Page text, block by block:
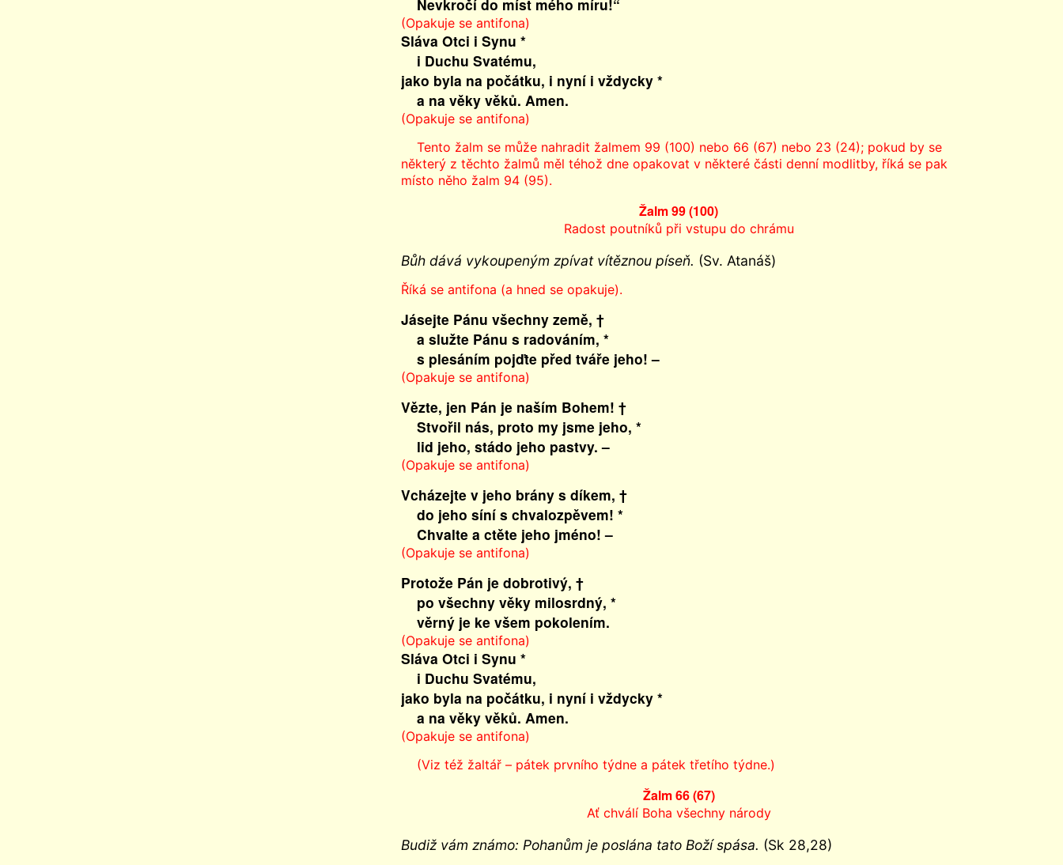
Nevkročí do míst mého míru!“
(Opakuje se antifona)
Sláva Otci i Synu *
i Duchu Svatému,
jako byla na počátku, i nyní i vždycky *
a na věky věků. Amen.
(Opakuje se antifona)
Tento žalm se může nahradit žalmem 99 (100) nebo 66 (67) nebo 23 (24); pokud by se
některý z těchto žalmů měl téhož dne opakovat v některé části denní modlitby, říká se pak
místo něho žalm 94 (95).
Žalm 99 (100)
Radost poutníků při vstupu do chrámu
Bůh dává vykoupeným zpívat vítěznou píseň. (Sv. Atanáš)
Říká se antifona (a hned se opakuje).
Jásejte Pánu všechny země, †
a služte Pánu s radováním, *
s plesáním pojďte před tváře jeho! –
(Opakuje se antifona)
Vězte, jen Pán je naším Bohem! †
Stvořil nás, proto my jsme jeho, *
lid jeho, stádo jeho pastvy. –
(Opakuje se antifona)
Vcházejte v jeho brány s díkem, †
do jeho síní s chvalozpěvem! *
Chvalte a ctěte jeho jméno! –
(Opakuje se antifona)
Protože Pán je dobrotivý, †
po všechny věky milosrdný, *
věrný je ke všem pokolením.
(Opakuje se antifona)
Sláva Otci i Synu *
i Duchu Svatému,
jako byla na počátku, i nyní i vždycky *
a na věky věků. Amen.
(Opakuje se antifona)
(Viz též žaltář – pátek prvního týdne a pátek třetího týdne.)
Žalm 66 (67)
Ať chválí Boha všechny národy
Budiž vám známo: Pohanům je poslána tato Boží spása. (Sk 28,28)